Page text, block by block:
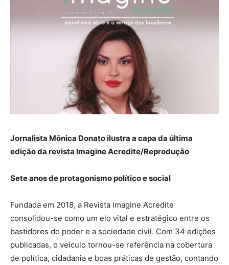
Jornalista Mônica Donato ilustra a capa da última
edição da revista Imagine Acredite/Reprodução
Sete anos de protagonismo político e social
Fundada em 2018, a Revista Imagine Acredite
consolidou-se como um elo vital e estratégico entre os
bastidores do poder e a sociedade civil. Com 34 edições
publicadas, o veículo tornou-se referência na cobertura
de política, cidadania e boas práticas de gestão, contando